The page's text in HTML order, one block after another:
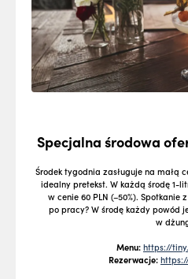
Specjalna środowa
Środek tygodnia zasługuje na
idealny pretekst. W każdą środę 1-
w cenie 60 PLN (–50%). Spotkanie
po pracy? W środę każdy powód
w
Menu:https://
Rezerwacje: